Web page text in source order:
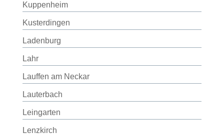
Kuppenheim
Kusterdingen
Ladenburg
Lahr
Lauffen am Neckar
Lauterbach
Leingarten
Lenzkirch